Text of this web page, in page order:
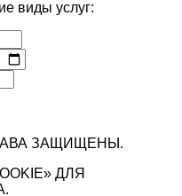
виды услуг:
ЗАЩИЩЕНЫ.
ДЛЯ